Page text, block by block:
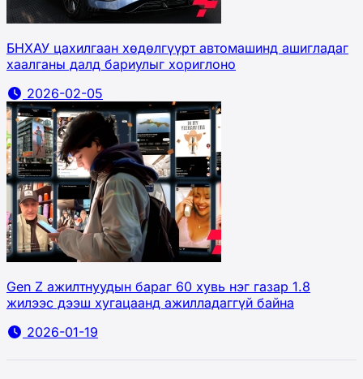
БНХАУ цахилгаан хөдөлгүүрт автомашинд ашигладаг
хаалганы далд бариулыг хориглоно
2026-02-05
Gen Z ажилтнуудын бараг 60 хувь нэг газар 1.8
жилээс дээш хугацаанд ажилладаггүй байна
2026-01-19